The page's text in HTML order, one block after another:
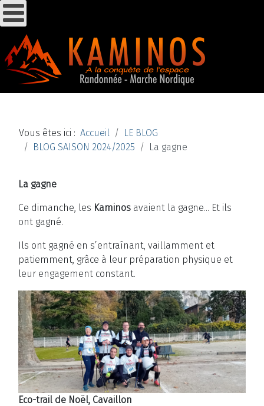
Vous êtes ici : Accueil
LE BLOG
BLOG SAISON 2024/2025
La gagne
La gagne
Ce dimanche, les Kaminos avaient la gagne... Et ils
ont gagné.
Ils ont gagné en s’entraînant, vaillamment et
patiemment, grâce à leur préparation physique et
leur engagement constant.
Eco-trail de Noël, Cavaillon